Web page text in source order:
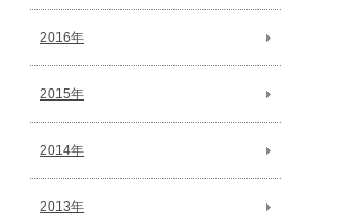
2016年
2015年
2014年
2013年